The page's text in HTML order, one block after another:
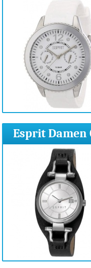
A.ES105332002
Esprit Damen
ES106782001